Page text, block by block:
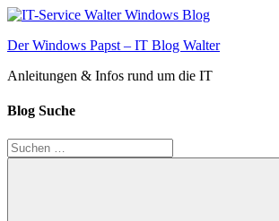
Zum
springen
Der Windows Papst – IT Blog Walter
Anleitungen & Infos rund um die IT
Blog Suche
Suchen
nach: